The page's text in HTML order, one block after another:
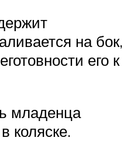
на бок,
его к
младенца
коляске.